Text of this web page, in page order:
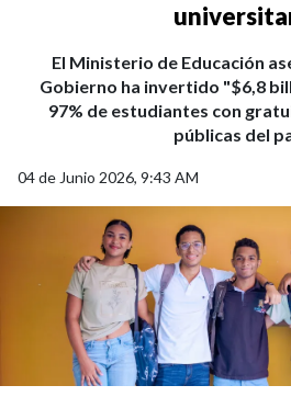
El Ministerio de Educación
Gobierno ha invertido "$6,8
97% de estudiantes con
públicas del
04 de Junio 2026, 9:43 AM